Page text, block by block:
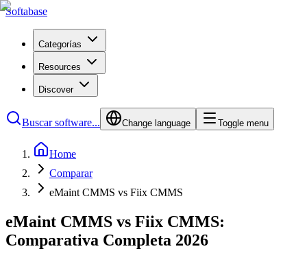
Softabase
Categorías
Resources
Discover
Buscar software... Change language Toggle menu
Home
Comparar
eMaint CMMS vs Fiix CMMS
eMaint CMMS vs Fiix CMMS:
Comparativa Completa 2026